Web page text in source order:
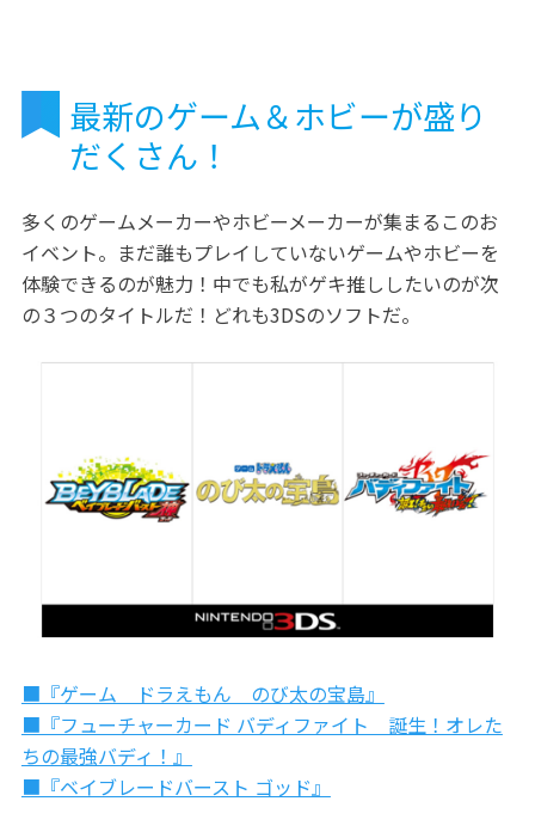
最新のゲーム＆ホビーが盛り
だくさん！
多くのゲームメーカーやホビーメーカーが集まるこのお
イベント。まだ誰もプレイしていないゲームやホビーを
体験できるのが魅力！中でも私がゲキ推ししたいのが次
の３つのタイトルだ！どれも3DSのソフトだ。
■『ゲーム ドラえもん のび太の宝島』
■『フューチャーカード バディファイト 誕生！オレた
ちの最強バディ！』
■『ベイブレードバースト ゴッド』